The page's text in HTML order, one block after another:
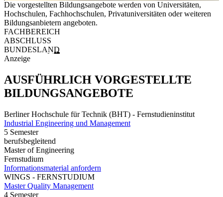
Die vorgestellten Bildungsangebote werden von Universitäten,
Hochschulen, Fachhochschulen, Privatuniversitäten oder weiteren
Bildungsanbietern angeboten.
FACHBEREICH
ABSCHLUSS
BUNDESLAND
Anzeige
AUSFÜHRLICH VORGESTELLTE
BILDUNGSANGEBOTE
Berliner Hochschule für Technik (BHT) - Fernstudieninstitut
Industrial Engineering und Management
5 Semester
berufsbegleitend
Master of Engineering
Fernstudium
Informationsmaterial anfordern
WINGS - FERNSTUDIUM
Master Quality Management
4 Semester